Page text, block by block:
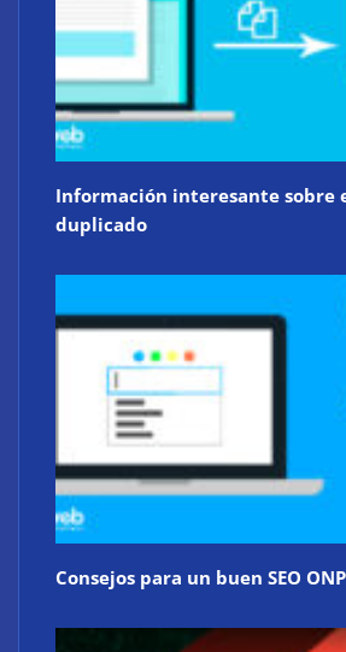
Información interesante sobre
duplicado
Consejos para un buen SEO